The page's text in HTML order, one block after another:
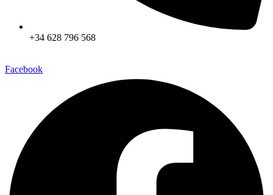
+34 628 796 568
Facebook